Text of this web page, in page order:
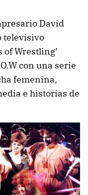
David
televisivo
of Wrestling’
con una serie
femenina,
e historias de